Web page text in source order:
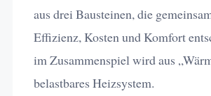
aus drei Bausteinen, die
Effizienz, Kosten und Komfort
im Zusammenspiel wird aus
belastbares Heizsystem.